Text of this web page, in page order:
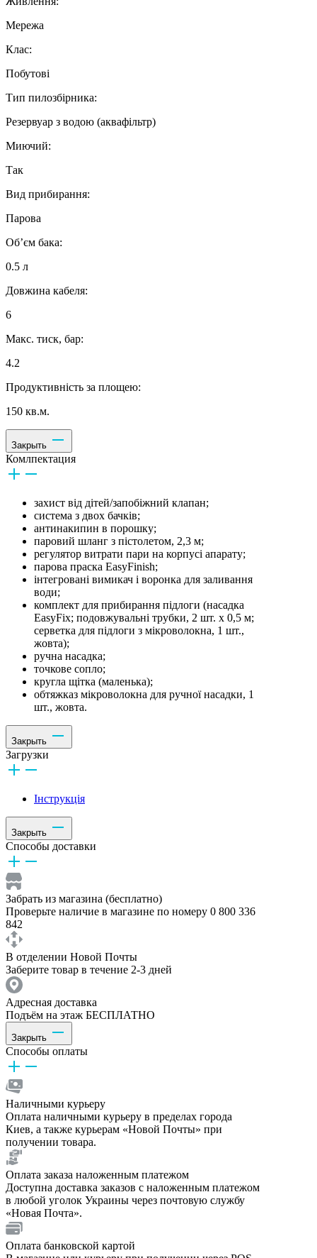
Мережа
Клас:
Побутові
Тип пилозбірника:
Резервуар з водою (аквафільтр)
Миючий:
Так
Вид прибирання:
Парова
Об’єм бака:
0.5 л
Довжина кабеля:
6
Макс. тиск, бар:
4.2
Продуктивність за площею:
150 кв.м.
Закрыть
Комлпектация
захист від дітей/запобіжний клапан;
система з двох бачків;
антинакипин в порошку;
паровий шланг з пістолетом, 2,3 м;
регулятор витрати пари на корпусі апарату;
парова праска EasyFinish;
інтегровані вимикач і воронка для заливання
води;
комплект для прибирання підлоги (насадка
EasyFix; подовжувальні трубки, 2 шт. х 0,5 м;
серветка для підлоги з мікроволокна, 1 шт.,
жовта);
ручна насадка;
точкове сопло;
кругла щітка (маленька);
обтяжказ мікроволокна для ручної насадки, 1
шт., жовта.
Закрыть
Загрузки
Інструкція
Закрыть
Способы доставки
Забрать из магазина (бесплатно)
Проверьте наличие в магазине по номеру 0 800 336
842
В отделении Новой Почты
Заберите товар в течение 2-3 дней
Адресная доставка
Подъём на этаж БЕСПЛАТНО
Закрыть
Способы оплаты
Наличными курьеру
Оплата наличными курьеру в пределах города
Киев, а также курьерам «Новой Почты» при
получении товара.
Оплата заказа наложенным платежом
Доступна доставка заказов с наложенным платежом
в любой уголок Украины через почтовую службу
«Новая Почта».
Оплата банковской картой